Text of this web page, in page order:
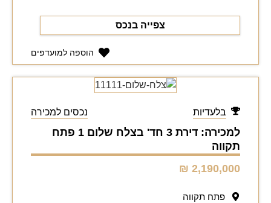
צפייה בנכס
הוספה למועדפים
בלעדיות נכסים למכירה
למכירה: דירת 3 חד' בצלח שלום 1 פתח
תקווה
2,190,000 ₪
פתח תקווה